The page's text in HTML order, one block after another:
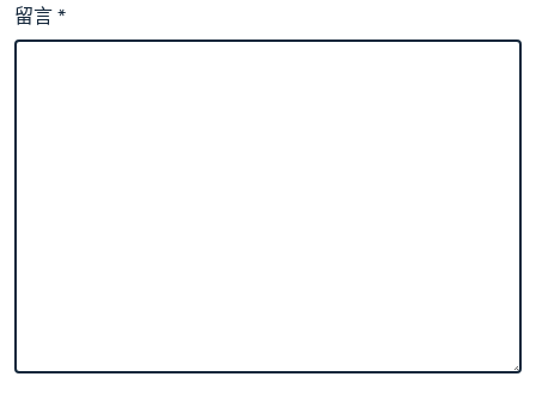
留言*